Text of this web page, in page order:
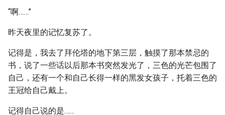
“啊……”
昨天夜里的记忆复苏了。
记得是，我去了拜伦塔的地下第三层，触摸了那本禁忌的
书，说了一些话以后那本书突然发光了，三色的光芒包围了
自己，还有一个和自己长得一样的黑发女孩子，托着三色的
王冠给自己戴上。
记得自己说的是……